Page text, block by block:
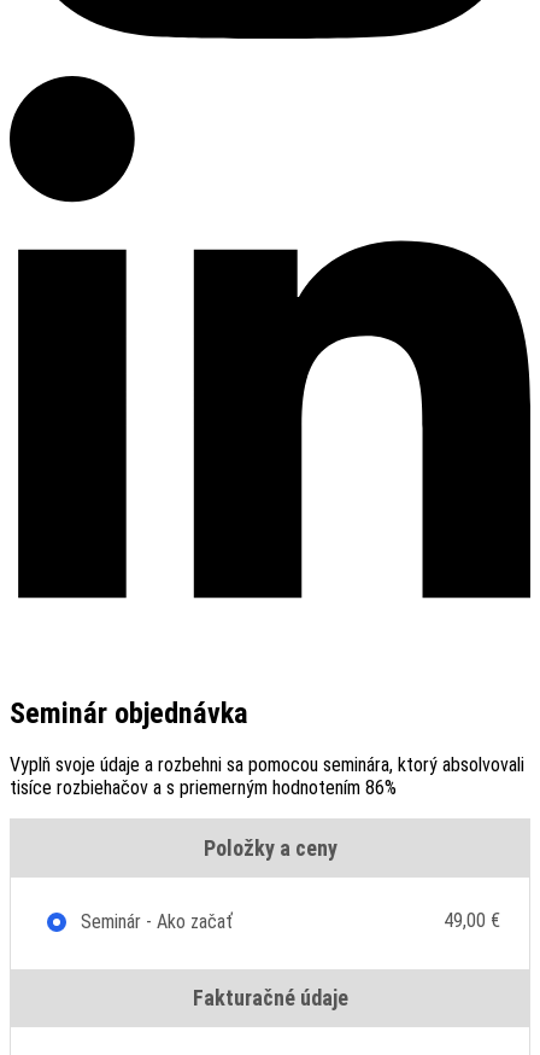
Seminár objednávka
Vyplň svoje údaje a rozbehni sa pomocou seminára, ktorý absolvovali
tisíce rozbiehačov a s priemerným hodnotením 86%
Položky a ceny
Seminár - Ako začať 49,00 €
Fakturačné údaje